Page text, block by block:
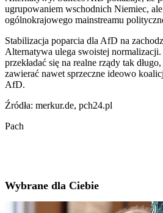
ugrupowaniem wschodnich Niemiec,
ogólnokrajowego mainstreamu
Stabilizacja poparcia dla AfD na
Alternatywa ulega swoistej
przekładać się na realne rządy tak
zawierać nawet sprzeczne ideowo
AfD.
Źródła: merkur.de, pch24.pl
Pach
Wybrane dla Ciebie